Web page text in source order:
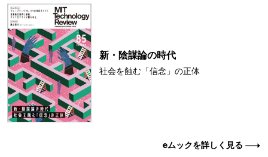
新・陰謀論の時代
社会を蝕む「信念」の正体
eムックを詳しく見る